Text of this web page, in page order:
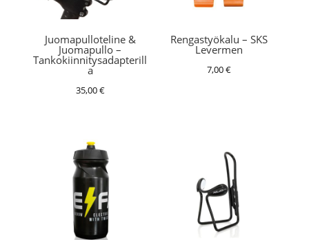
Juomapulloteline &
Juomapullo –
Tankokiinnitysadapterill
a
35,00€
Rengastyökalu – SKS
Levermen
7,00€